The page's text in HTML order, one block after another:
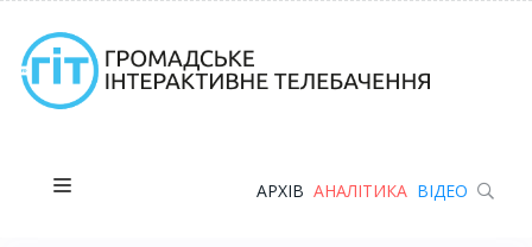
АРХІВ АНАЛІТИКА ВІДЕО